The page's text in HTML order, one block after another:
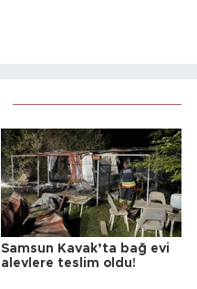
Samsun Kavak’ta bağ evi
alevlere teslim oldu!